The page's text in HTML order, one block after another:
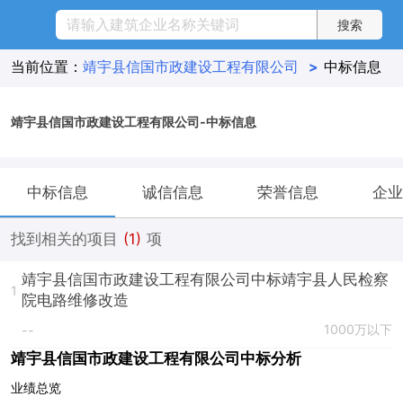
当前位置： 靖宇县信国市政建设工程有限公司 > 中标信息
靖宇县信国市政建设工程有限公司-中标信息
中标信息 诚信信息 荣誉信息 企
找到相关的项目 (1) 项
1
靖宇县信国市政建设工程有限公司中标靖宇县人民检察
院电路维修改造
-- 1000万以下
靖宇县信国市政建设工程有限公司中标分析
业绩总览